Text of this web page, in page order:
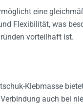
eine
Flexibilität, was
vorteilhaft ist.
Klebmasse
auch bei